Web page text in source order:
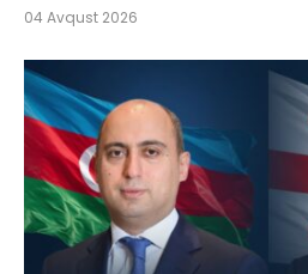
04 Avqust 2026